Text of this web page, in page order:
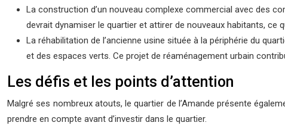
La construction d’un nouveau complexe commercial avec des
devrait dynamiser le quartier et attirer de nouveaux habitants, ce
La réhabilitation de l’ancienne usine située à la périphérie du
et des espaces verts. Ce projet de réaménagement urbain
Les défis et les points d’attention
Malgré ses nombreux atouts, le quartier de l’Amande présente
prendre en compte avant d’investir dans le quartier.